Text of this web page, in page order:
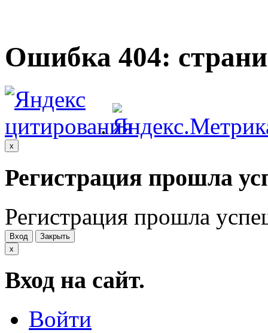
Ошибка 404:
.
x
Регистрация прошла
Регистрация прошла
Вход
Закрыть
x
Вход на сайт.
Войти